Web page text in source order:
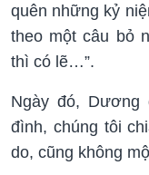
quên những kỷ
theo một câu bỏ
thì có lẽ…”.
Ngày đó,
đình, chúng tôi
do, cũng không